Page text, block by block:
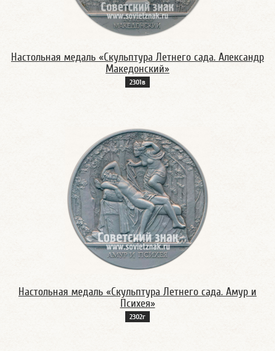
Настольная медаль «Скульптура Летнего сада. Александр
Македонский»
2301в
Настольная медаль «Скульптура Летнего сада. Амур и
Психея»
2302г